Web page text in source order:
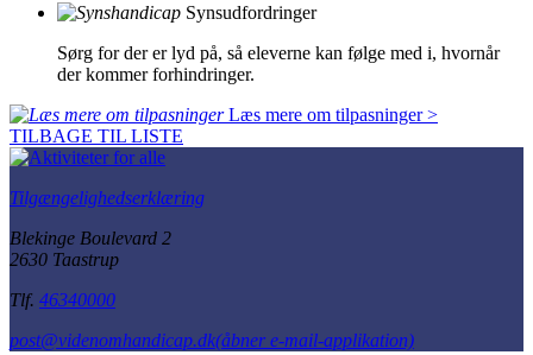
Synsudfordringer
Sørg for der er lyd på, så eleverne kan følge med i, hvornår
der kommer forhindringer.
Læs mere om tilpasninger >
TILBAGE TIL LISTE
Tilgængelighedserklæring
Blekinge Boulevard 2
2630 Taastrup
Tlf. 46340000
post@videnomhandicap.dk(åbner e-mail-applikation)